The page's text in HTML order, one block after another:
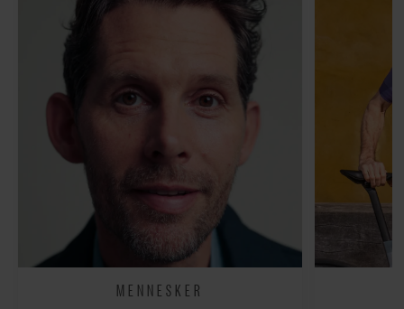
MENNESKER